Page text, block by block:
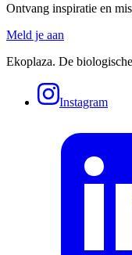
Ontvang inspiratie en
Meld je aan
Ekoplaza. De
Instagram